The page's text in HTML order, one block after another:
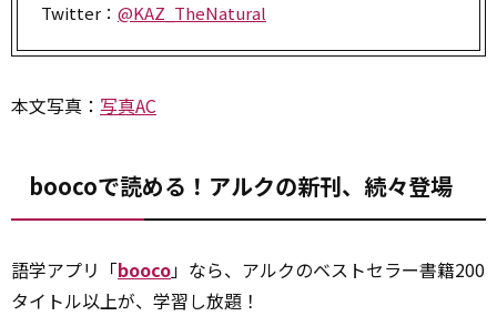
Twitter： @KAZ_TheNatural
本文写真： 写真AC
boocoで読める！アルクの新刊、続々登場
語学アプリ「booco」なら、アルクのベストセラー書籍200
タイトル以上が、学習し放題！